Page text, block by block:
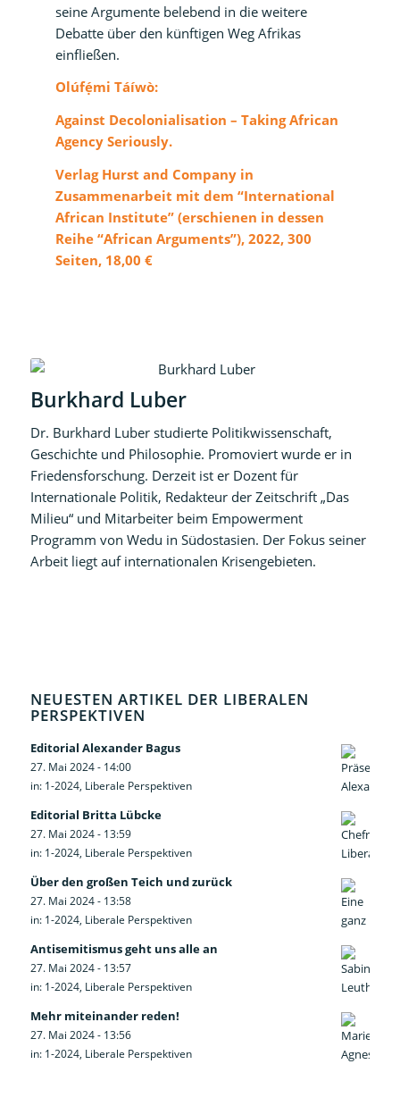
seine Argumente belebend in die weitere
Debatte über den künftigen Weg Afrikas
einfließen.
Olúfẹ́miTáíwò:
Against Decolonialisation – Taking African
Agency Seriously.
Verlag Hurst and Company in
Zusammenarbeit mit dem “International
African Institute” (erschienen in dessen
Reihe “African Arguments”), 2022, 300
Seiten, 18,00 €
Burkhard Luber
Dr. Burkhard Luber studierte Politikwissenschaft,
Geschichte und Philosophie. Promoviert wurde er in
Friedensforschung. Derzeit ist er Dozent für
Internationale Politik, Redakteur der Zeitschrift „Das
Milieu“ und Mitarbeiter beim Empowerment
Programm von Wedu in Südostasien. Der Fokus seiner
Arbeit liegt auf internationalen Krisengebieten.
NEUESTEN ARTIKEL DER LIBERALEN
PERSPEKTIVEN
Editorial Alexander Bagus
27. Mai 2024 - 14:00
in: 1-2024, Liberale Perspektiven
Editorial Britta Lübcke
27. Mai 2024 - 13:59
in: 1-2024, Liberale Perspektiven
Über den großen Teich und zurück
27. Mai 2024 - 13:58
in: 1-2024, Liberale Perspektiven
Antisemitismus geht uns alle an
27. Mai 2024 - 13:57
in: 1-2024, Liberale Perspektiven
Mehr miteinander reden!
27. Mai 2024 - 13:56
in: 1-2024, Liberale Perspektiven